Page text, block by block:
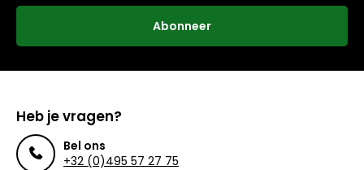
Abonneer
Heb je vragen?
Bel ons
+32 (0)495 57 27 75